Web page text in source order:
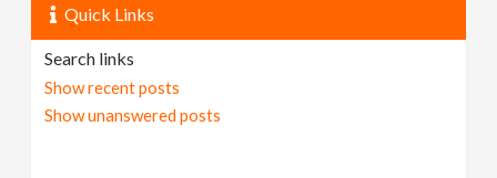
Quick Links
Search links
Show recent posts
Show unanswered posts